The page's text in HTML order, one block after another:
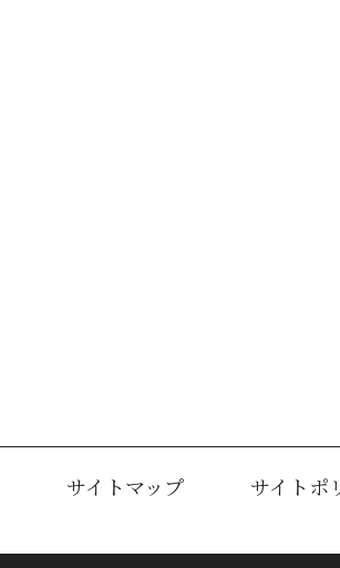
サイトマップ サイトポ